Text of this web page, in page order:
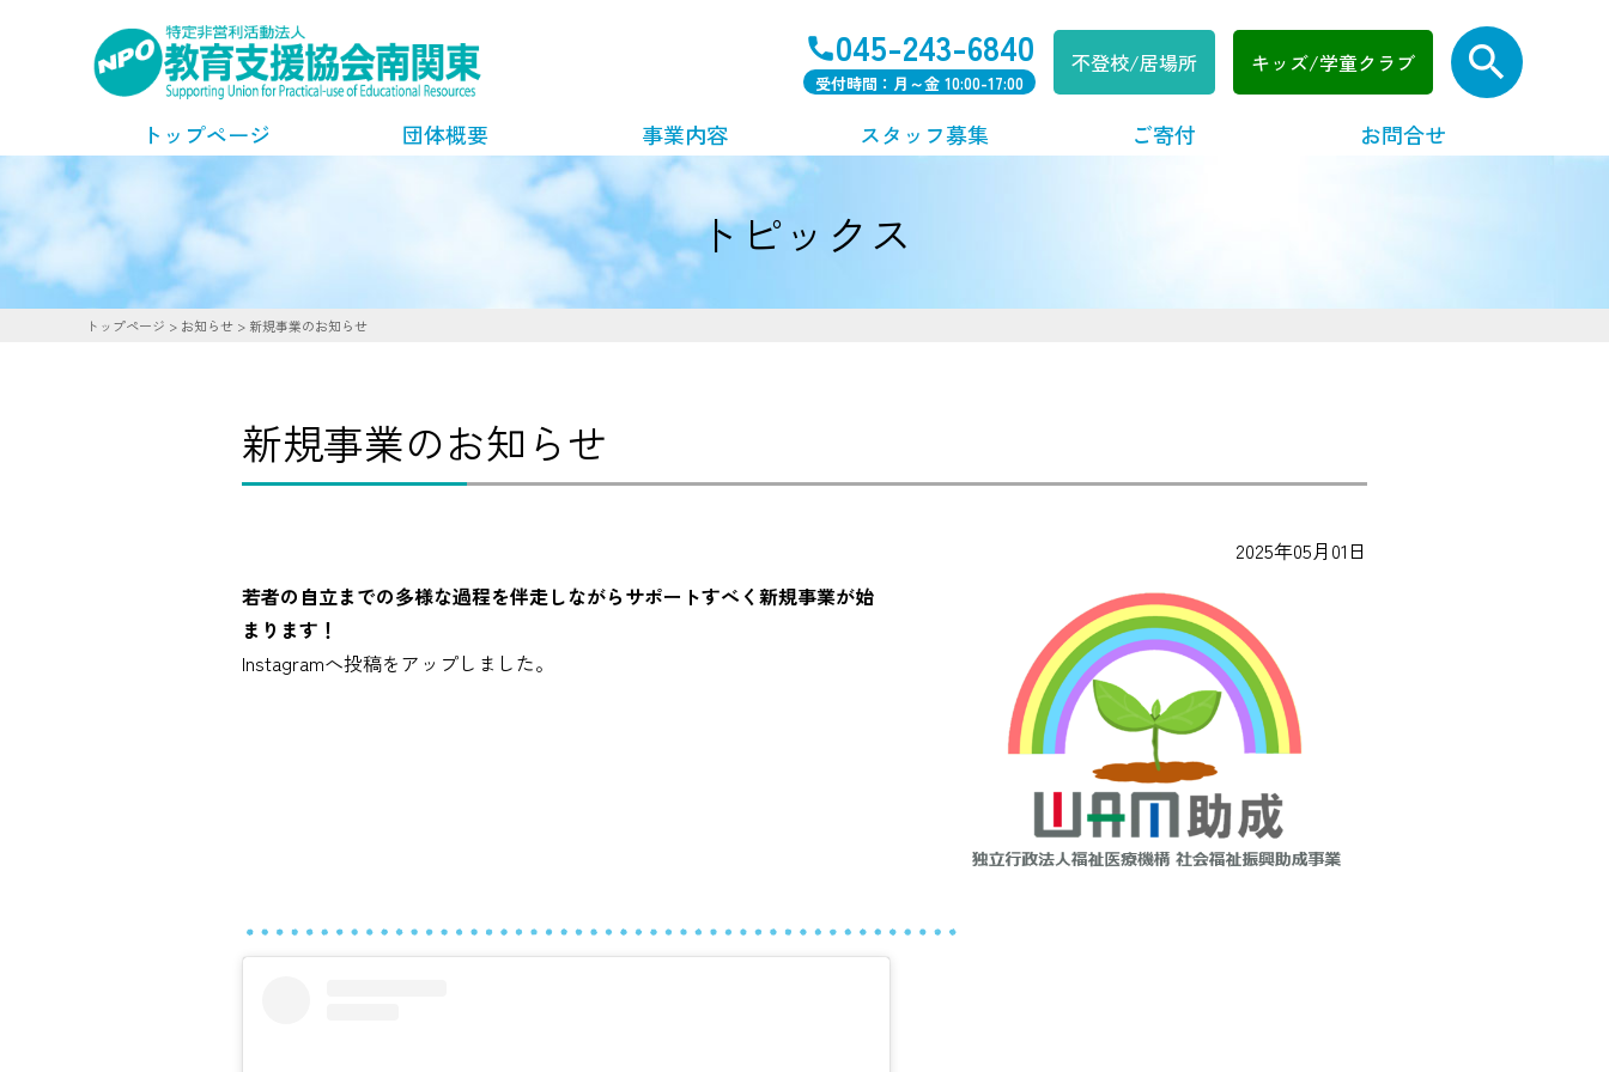
045-243-6840
受付時間：月～金 10:00-17:00
不登校/居場所 キッズ/学童クラブ search
トップページ 団体概要 事業内容
放課後児童支援
キッズクラブ・学童支援
綾瀬市生活困窮世帯学習支援事業
スタッフ募集 ご寄付 お問合せ
トピックス
トップページ > お知らせ > 新規事業のお知らせ
新規事業のお知らせ
2025年05月01日
若者の自立までの多様な過程を伴走しながらサポートすべく新規事業が始
まります！
Instagramへ投稿をアップしました。